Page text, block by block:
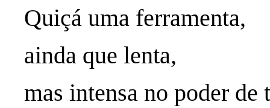
Quiçá uma ferramenta,
ainda que lenta,
mas intensa no poder